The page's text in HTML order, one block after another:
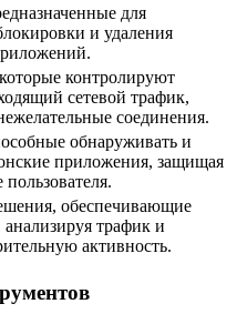
для
и удаления
контролируют
сетевой трафик,
соединения.
обнаруживать и
приложения, защищая
обеспечивающие
анализируя трафик и
активность.